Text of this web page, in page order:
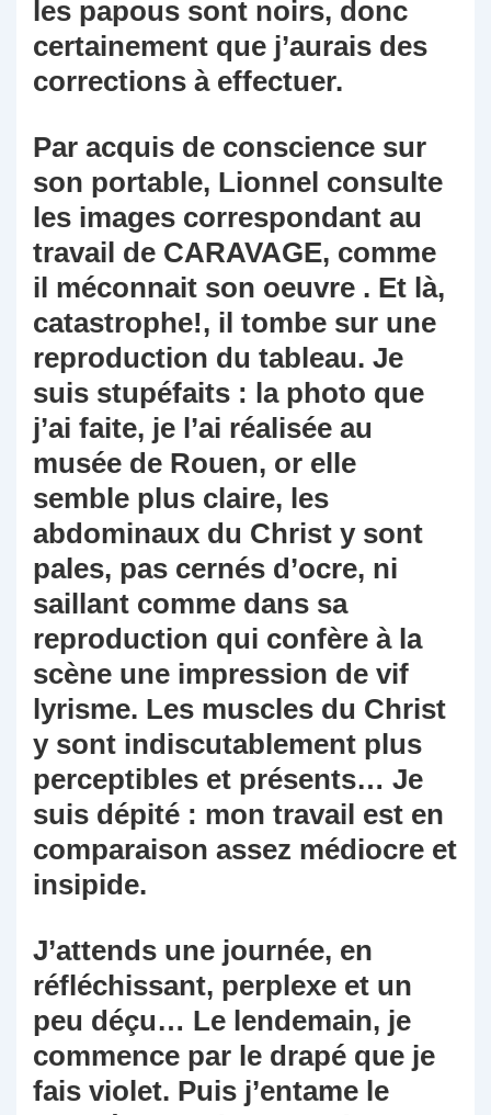
les papous sont noirs, donc
certainement que j’aurais des
corrections à effectuer.
Par acquis de conscience sur
son portable, Lionnel consulte
les images correspondant au
travail de CARAVAGE, comme
il méconnait son oeuvre . Et là,
catastrophe!, il tombe sur une
reproduction du tableau. Je
suis stupéfaits : la photo que
j’ai faite, je l’ai réalisée au
musée de Rouen, or elle
semble plus claire, les
abdominaux du Christ y sont
pales, pas cernés d’ocre, ni
saillant comme dans sa
reproduction qui confère à la
scène une impression de vif
lyrisme. Les muscles du Christ
y sont indiscutablement plus
perceptibles et présents… Je
suis dépité : mon travail est en
comparaison assez médiocre et
insipide.
J’attends une journée, en
réfléchissant, perplexe et un
peu déçu… Le lendemain, je
commence par le drapé que je
fais violet. Puis j’entame le